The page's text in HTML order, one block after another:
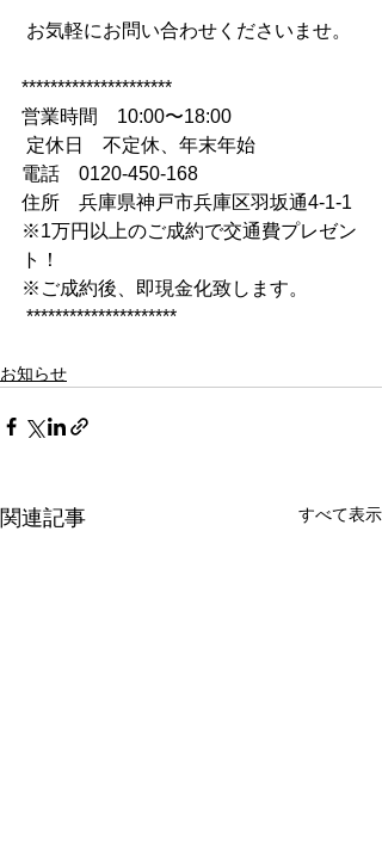
お気軽にお問い合わせくださいませ。
*********************
営業時間　10:00〜18:00
定休日　不定休、年末年始
電話　0120-450-168
住所　兵庫県神戸市兵庫区羽坂通4-1-1
※1万円以上のご成約で交通費プレゼン
ト！
※ご成約後、即現金化致します。
*********************
お知らせ
関連記事 すべて表示